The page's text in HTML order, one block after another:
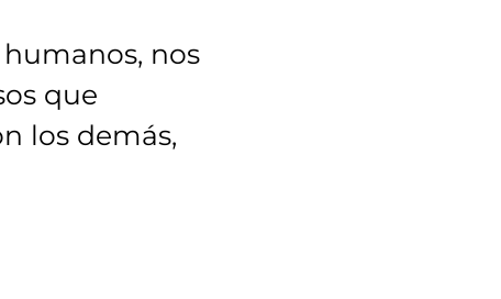
nos
que
los demás,